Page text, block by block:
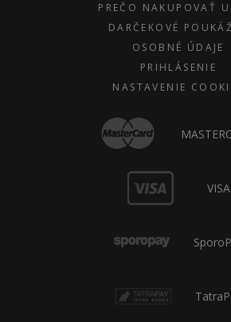
PREČO NAKUPOVAŤ
DARČEKOVÉ
OSOBNÉ ÚDAJE
PRIHLÁSENIE
NASTAVENIE
VISA